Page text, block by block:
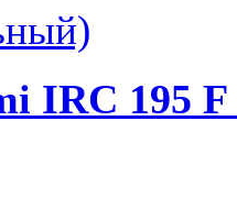
IRC 195